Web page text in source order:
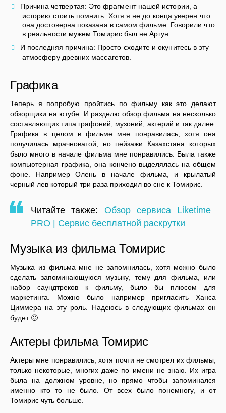
Причина четвертая: Это фрагмент нашей истории, а
историю стоить помнить. Хотя я не до конца уверен что
она достоверна показана в самом фильме. Говорили что
в реальности мужем Томирис был не Аргун.
И последняя причина: Просто сходите и окунитесь в эту
атмосферу древних массагетов.
Графика
Теперь я попробую пройтись по фильму как это делают
обзорщики на ютубе. И разделю обзор фильма на несколько
составляющих типа графоний, музоний, актерий и так далее.
Графика в целом в фильме мне понравилась, хотя она
получилась мрачноватой, но пейзажи Казахстана которых
было много в начале фильма мне понравились. Была также
компьютерная графика, она кончено выделялась на общем
фоне. Например Олень в начале фильма, и крылатый
черный лев который три раза приходил во сне к Томирис.
Читайте также: Обзор сервиса Liketime
PRO | Сервис бесплатной раскрутки
Музыка из фильма Томирис
Музыка из фильма мне не запомнилась, хотя можно было
сделать запоминающуюся музыку, тему для фильма, или
набор саундтреков к фильму, было бы плюсом для
маркетинга. Можно было например пригласить Ханса
Циммера на эту роль. Надеюсь в следующих фильмах он
будет 🙂
Актеры фильма Томирис
Актеры мне понравились, хотя почти не смотрел их фильмы,
только некоторые, многих даже по имени не знаю. Их игра
была на должном уровне, но прямо чтобы запоминался
именно кто то не было. От всех было понемногу, и от
Томирис чуть больше.